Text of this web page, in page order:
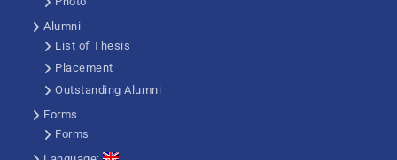
Alumni
List of Thesis
Placement
Outstanding Alumni
Forms
Forms